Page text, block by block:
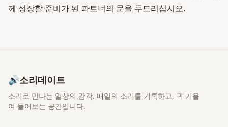
께 성장할 준비가 된 파트너의 문을 두드리십시오.
🔊소리데이트
소리로 만나는 일상의 감각. 매일의 소리를 기록하고, 귀 기울
여 들어보는 공간입니다.